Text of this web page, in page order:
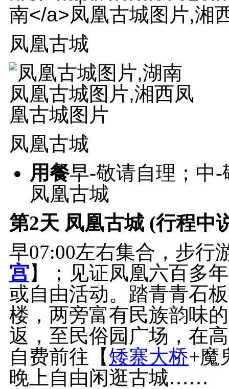
凤凰古城
凤凰古城
用餐早-敬请自理；中
凤凰古城
第2天 凤凰古城 (行程中
早07:00左右集合，步行
宫】；见证凤凰六百多
或自由活动。踏青青石
楼，两旁富有民族韵味
返，至民俗园广场，在
自费前往【矮寨大桥+魔
晚上自由闲逛古城……